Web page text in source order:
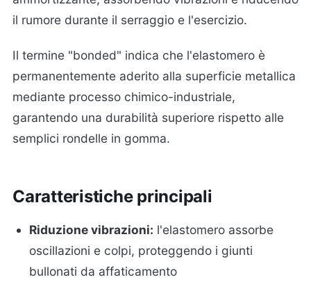
il rumore durante il serraggio e l'esercizio.
Il termine "bonded" indica che l'elastomero è
permanentemente aderito alla superficie metallica
mediante processo chimico-industriale,
garantendo una durabilità superiore rispetto alle
semplici rondelle in gomma.
Caratteristiche principali
Riduzione vibrazioni: l'elastomero assorbe
oscillazioni e colpi, proteggendo i giunti
bullonati da affaticamento